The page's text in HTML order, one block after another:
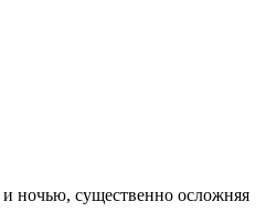
ночью, существенно осложняя